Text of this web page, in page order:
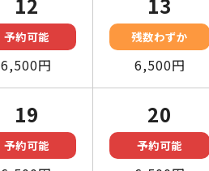
予約可能
6,500円
残数わずか
6,500円
19
予約可能
20
予約可能